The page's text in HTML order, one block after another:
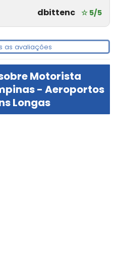
dbittenc ☆ 5/5
as avaliações
Motorista
- Aeroportos
Longas